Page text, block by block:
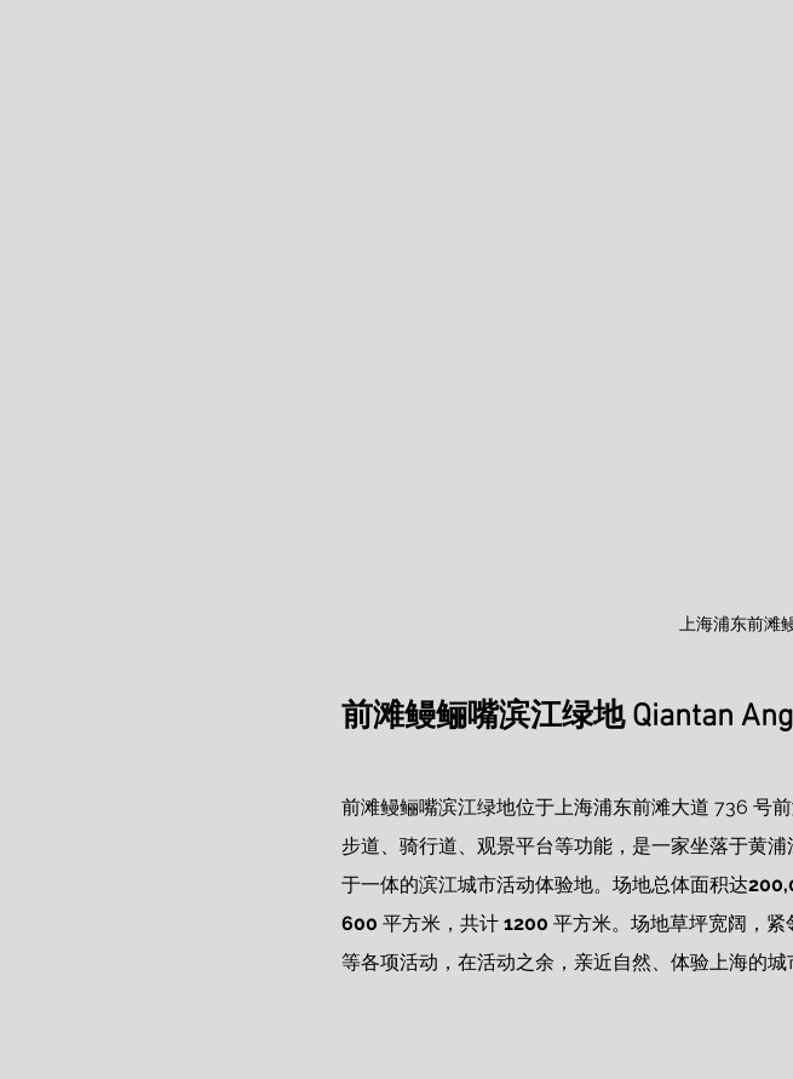
上海浦东前滩
前滩鳗鲡嘴滨江绿地 Qiantan
前滩鳗鲡嘴滨江绿地位于上海浦东前滩大道 736 号
步道、骑行道、观景平台等功能，是一家坐落于黄
于一体的滨江城市活动体验地。场地总体面积达
600 平方米，共计 1200 平方米。 场地草坪宽阔，紧
等各项活动，在活动之余，亲近自然、体验上海的城